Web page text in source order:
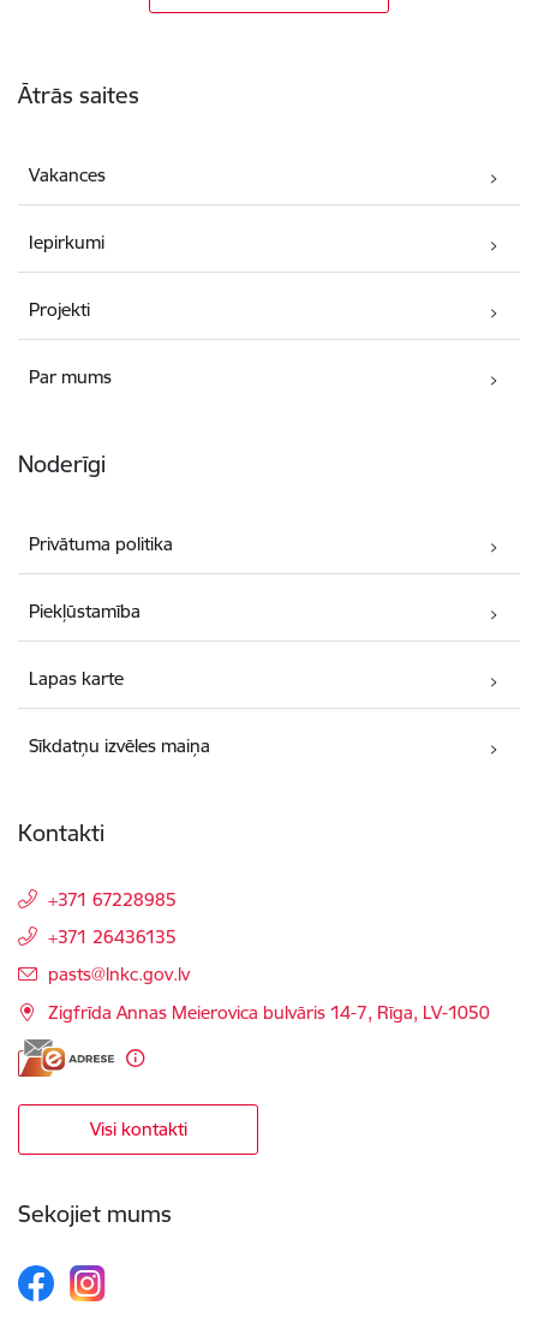
Ātrās saites
Vakances
Iepirkumi
Projekti
Par mums
Noderīgi
Privātuma politika
Piekļūstamība
Lapas karte
Sīkdatņu izvēles maiņa
Kontakti
+371 67228985
+371 26436135
E-pasts:
pasts@lnkc.gov.lv
Zigfrīda Annas Meierovica bulvāris 14-7, Rīga, LV-1050
Visi kontakti
Sekojiet mums